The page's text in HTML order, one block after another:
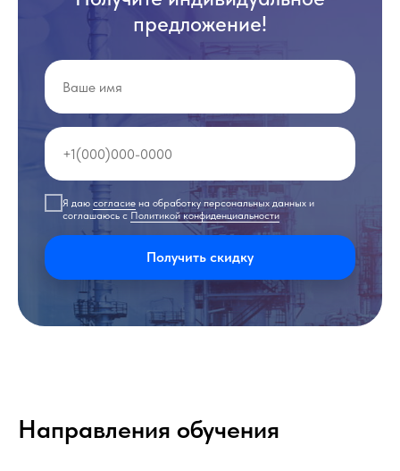
предложение!
Я даю согласие на обработку персональных данных и
соглашаюсь с Политикой конфиденциальности
Получить скидку
Направления обучения